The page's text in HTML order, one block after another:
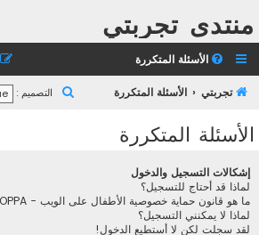
منتدى تجربتي
الأسئلة المتكررة
تجربتي الأسئلة المتكررة التصميم :
الأسئلة المتكررة
إشكالات التسجيل والدخول
لماذا قد أحتاج للتسجيل؟
ما هو قانون حماية خصوصية الأطفال على الويب - COPPA؟
لماذا لا يمكنني التسجيل؟
لقد سجلت لكن لا أستطيع الدخول!